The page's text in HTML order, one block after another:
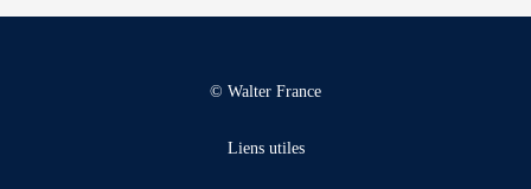
© Walter France
Liens utiles